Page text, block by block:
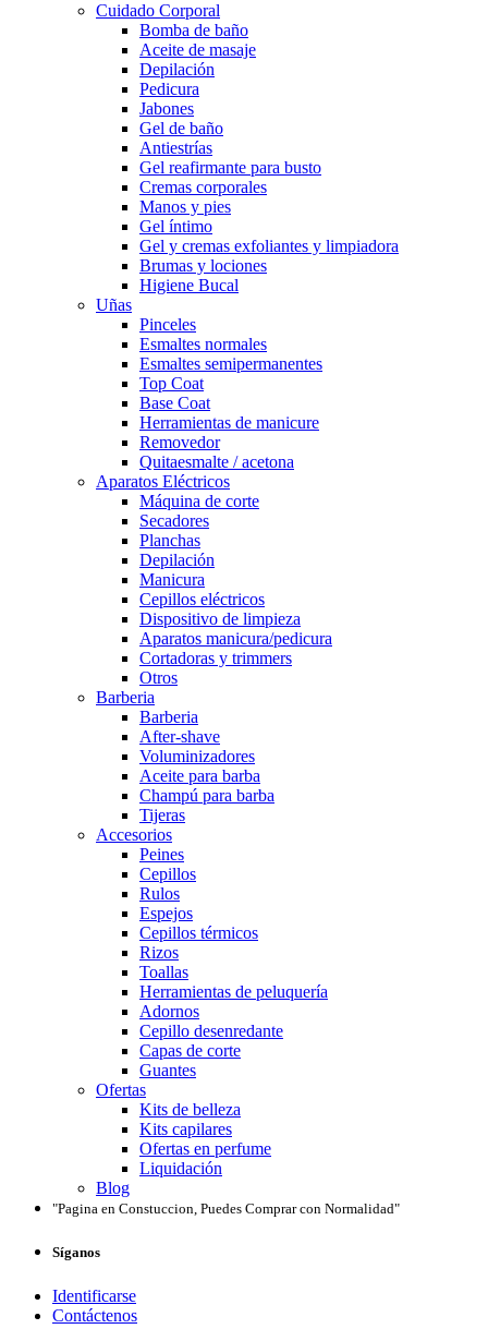
Cuidado Corporal
Bomba de baño
Aceite de masaje
Depilación
Pedicura
Jabones
Gel de baño
Antiestrías
Gel reafirmante para busto
Cremas corporales
Manos y pies
Gel íntimo
Gel y cremas exfoliantes y limpiadora
Brumas y lociones
Higiene Bucal
Uñas
Pinceles
Esmaltes normales
Esmaltes semipermanentes
Top Coat
Base Coat
Herramientas de manicure
Removedor
Quitaesmalte / acetona
Aparatos Eléctricos
Máquina de corte
Secadores
Planchas
Depilación
Manicura
Cepillos eléctricos
Dispositivo de limpieza
Aparatos manicura/pedicura
Cortadoras y trimmers
Otros
Barberia
Barberia
After-shave
Voluminizadores
Aceite para barba
Champú para barba
Tijeras
Accesorios
Peines
Cepillos
Rulos
Espejos
Cepillos térmicos
Rizos
Toallas
Herramientas de peluquería
Adornos
Cepillo desenredante
Capas de corte
Guantes
Ofertas
Kits de belleza
Kits capilares
Ofertas en perfume
Liquidación
Blog
"Pagina en Constuccion, Puedes Comprar con Normalidad"
Síganos
Identificarse
Contáctenos